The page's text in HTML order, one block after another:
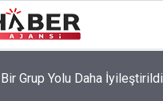
Bir Grup Yolu Daha İyileştirildi